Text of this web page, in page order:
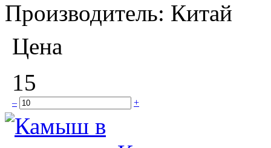
Производитель: Китай
Цена
15
– +